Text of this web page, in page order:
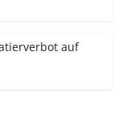
auf